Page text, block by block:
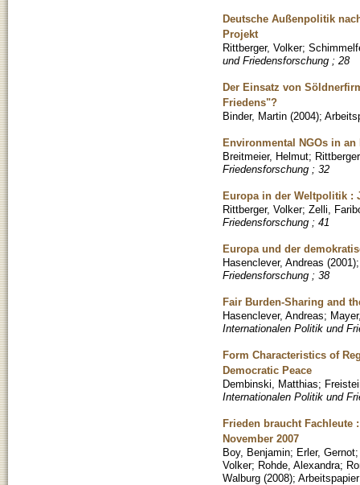
Deutsche Außenpolitik
Projekt
Rittberger, Volker;
und Friedensforschung ; 28
Der Einsatz von
Friedens"?
Binder, Martin (2004);
Environmental NGOs in
Breitmeier, Helmut;
Friedensforschung ; 32
Europa in der Weltpolitik :
Rittberger, Volker; Zelli,
Friedensforschung ; 41
Europa und der
Hasenclever, Andreas (2001)
Friedensforschung ; 38
Fair Burden-Sharing and
Hasenclever, Andreas;
Internationalen Politik und
Form Characteristics of
Democratic Peace
Dembinski, Matthias;
Internationalen Politik und
Frieden braucht
November 2007
Boy, Benjamin; Erler, Gernot
Volker; Rohde, Alexandra;
Walburg (2008); Arbeitspapier